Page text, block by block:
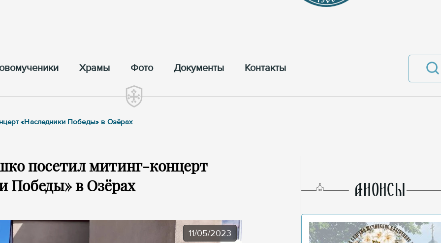
Храмы Фото Документы Контакты
«Наследники Победы» в Озёрах
посетил митинг-концерт
Победы» в Озёрах
11/05/2023
AНОНСЫ